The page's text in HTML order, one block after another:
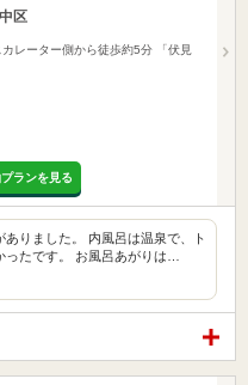
区
カレーター側から徒歩約5分 「伏見
ランを見る
りました。 内風呂は温泉で、ト
ったです。 お風呂あがりは…